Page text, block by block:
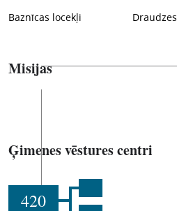
Baznīcas locekļi Draudzes
Misijas
Ģimenes vēstures centri
420